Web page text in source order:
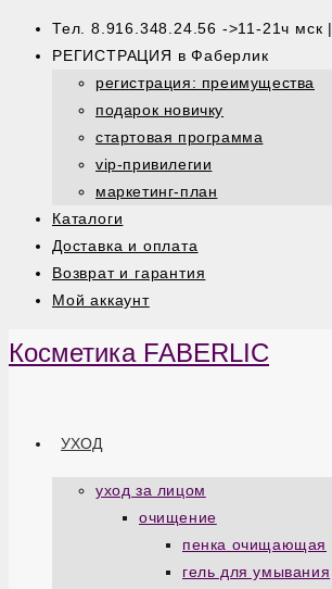
Тел. 8.916.348.24.56 ->11-21ч мск |
РЕГИСТРАЦИЯ в Фаберлик
регистрация: преимущества
подарок новичку
стартовая программа
vip-привилегии
маркетинг-план
Каталоги
Доставка и оплата
Возврат и гарантия
Мой аккаунт
Косметика FABERLIC
УХОД
уход за лицом
очищение
пенка очищающая
гель для умывания